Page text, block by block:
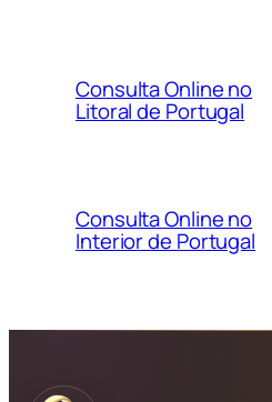
Consulta Online no
Litoral de Portugal
Consulta Online no
Interior de Portugal